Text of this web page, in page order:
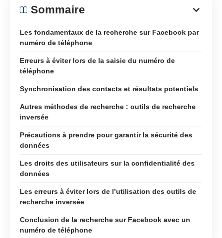
Sommaire
Les fondamentaux de la recherche sur Facebook par
numéro de téléphone
Erreurs à éviter lors de la saisie du numéro de
téléphone
Synchronisation des contacts et résultats potentiels
Autres méthodes de recherche : outils de recherche
inversée
Précautions à prendre pour garantir la sécurité des
données
Les droits des utilisateurs sur la confidentialité des
données
Les erreurs à éviter lors de l’utilisation des outils de
recherche inversée
Conclusion de la recherche sur Facebook avec un
numéro de téléphone